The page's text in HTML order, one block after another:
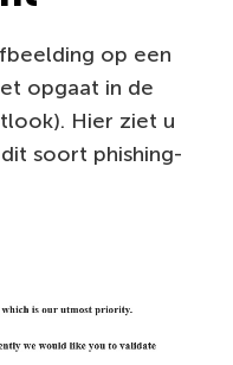
op een
opgaat in de
Hier ziet u
soort phishing-